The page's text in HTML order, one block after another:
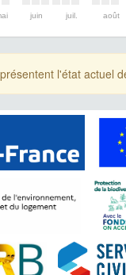
juin juil. août
l'état actuel